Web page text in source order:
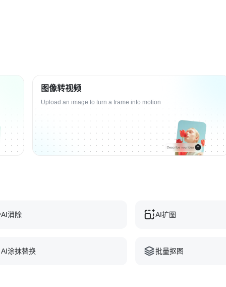
图像转视频
Upload an image to turn a frame into motion
AI消除 AI扩图
AI涂抹替换 批量抠图